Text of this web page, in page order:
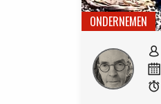
ONDERNEMEN


